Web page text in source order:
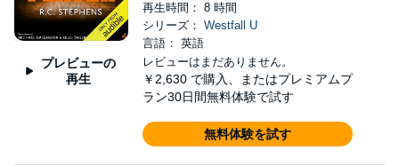
プレビューの
再生
再生時間： 8 時間
シリーズ： Westfall U
言語： 英語
レビューはまだありません。
￥2,630 で購入、またはプレミアムプ
ラン30日間無料体験で試す
無料体験を試す